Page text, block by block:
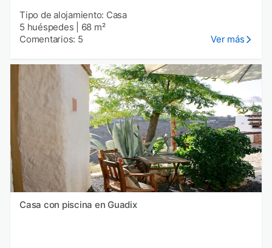
Tipo de alojamiento: Casa
5 huéspedes
68 m²
Comentarios: 5
Ver más
Casa con piscina en Guadix